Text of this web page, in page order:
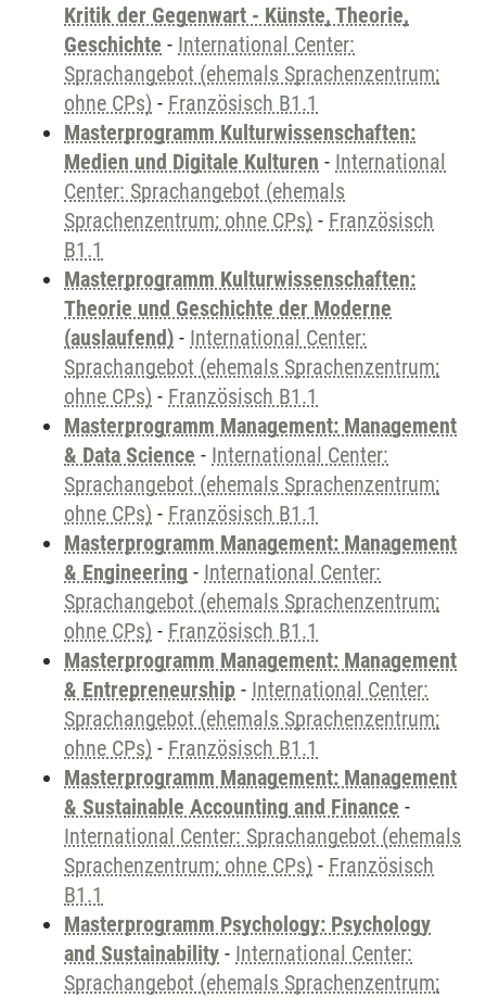
Kritik der Gegenwart - Künste, Theorie,
Geschichte - International Center:
Sprachangebot (ehemals Sprachenzentrum;
ohne CPs) - Französisch B1.1
Masterprogramm Kulturwissenschaften:
Medien und Digitale Kulturen - International
Center: Sprachangebot (ehemals
Sprachenzentrum; ohne CPs) - Französisch
B1.1
Masterprogramm Kulturwissenschaften:
Theorie und Geschichte der Moderne
(auslaufend) - International Center:
Sprachangebot (ehemals Sprachenzentrum;
ohne CPs) - Französisch B1.1
Masterprogramm Management: Management
& Data Science - International Center:
Sprachangebot (ehemals Sprachenzentrum;
ohne CPs) - Französisch B1.1
Masterprogramm Management: Management
& Engineering - International Center:
Sprachangebot (ehemals Sprachenzentrum;
ohne CPs) - Französisch B1.1
Masterprogramm Management: Management
& Entrepreneurship - International Center:
Sprachangebot (ehemals Sprachenzentrum;
ohne CPs) - Französisch B1.1
Masterprogramm Management: Management
& Sustainable Accounting and Finance -
International Center: Sprachangebot (ehemals
Sprachenzentrum; ohne CPs) - Französisch
B1.1
Masterprogramm Psychology: Psychology
and Sustainability - International Center:
Sprachangebot (ehemals Sprachenzentrum;